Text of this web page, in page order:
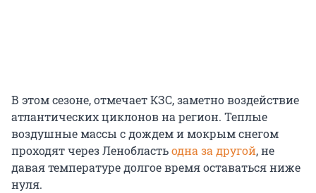
В этом сезоне, отмечает КЗС, заметно воздействие
атлантических циклонов на регион. Теплые
воздушные массы с дождем и мокрым снегом
проходят через Ленобластьодна за другой, не
давая температуре долгое время оставаться ниже
нуля.